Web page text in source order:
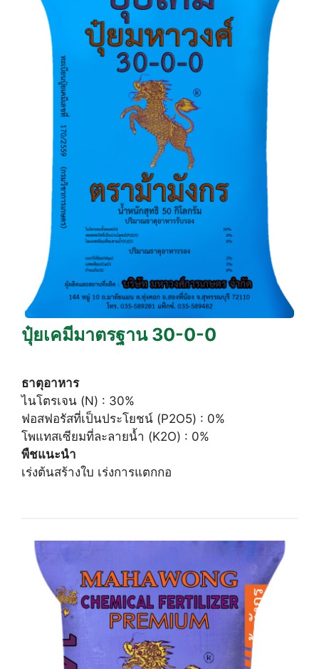
ปุ๋ยเคมีมาตรฐาน 30-0-0
ธาตุอาหาร
ไนโตรเจน (N) : 30%
ฟอสฟอรัสที่เป็นประโยชน์ (P2O5) : 0%
โพแทสเซียมที่ละลายน้ำ (K2O) : 0%
พืชแนะนำ
เร่งต้นสร้างใบ เร่งการแตกกอ